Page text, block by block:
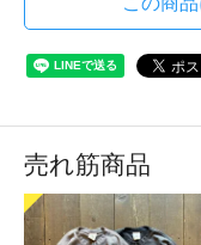
売れ筋商品